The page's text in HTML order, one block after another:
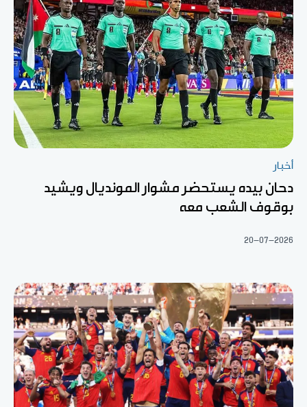
أخبار
دحان بيده يستحضر مشوار المونديال ويشيد
بوقوف الشعب معه
20-07-2026